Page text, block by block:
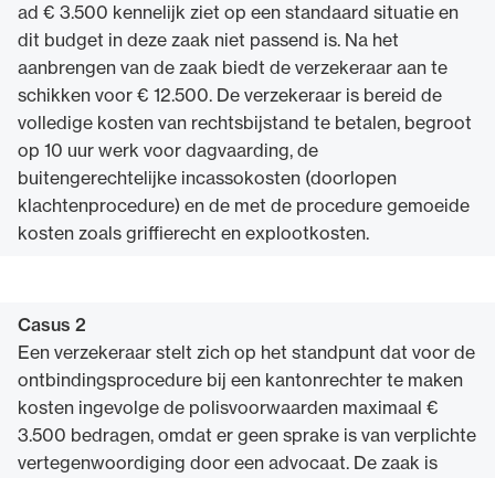
ad € 3.500 kennelijk ziet op een standaard situatie en
dit budget in deze zaak niet passend is. Na het
aanbrengen van de zaak biedt de verzekeraar aan te
schikken voor € 12.500. De verzekeraar is bereid de
volledige kosten van rechtsbijstand te betalen, begroot
op 10 uur werk voor dagvaarding, de
buitengerechtelijke incassokosten (doorlopen
klachtenprocedure) en de met de procedure gemoeide
kosten zoals griffierecht en explootkosten.
Casus 2
Een verzekeraar stelt zich op het standpunt dat voor de
ontbindingsprocedure bij een kantonrechter te maken
kosten ingevolge de polisvoorwaarden maximaal €
3.500 bedragen, omdat er geen sprake is van verplichte
vertegenwoordiging door een advocaat. De zaak is